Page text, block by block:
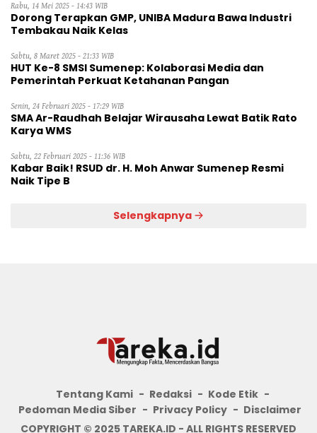
Rabu, 14 Mei 2025 - 14:43 WIB
Dorong Terapkan GMP, UNIBA Madura Bawa Industri
Tembakau Naik Kelas
Sabtu, 8 Maret 2025 - 21:33 WIB
HUT Ke-8 SMSI Sumenep: Kolaborasi Media dan
Pemerintah Perkuat Ketahanan Pangan
Senin, 24 Februari 2025 - 17:29 WIB
SMA Ar-Raudhah Belajar Wirausaha Lewat Batik Rato
Karya WMS
Sabtu, 22 Februari 2025 - 11:36 WIB
Kabar Baik! RSUD dr. H. Moh Anwar Sumenep Resmi
Naik Tipe B
Selengkapnya
Tentang Kami Redaksi
Kode Etik
Pedoman Media Siber
Privacy Policy
Disclaimer
COPYRIGHT © 2025 TAREKA.ID - ALL RIGHTS RESERVED